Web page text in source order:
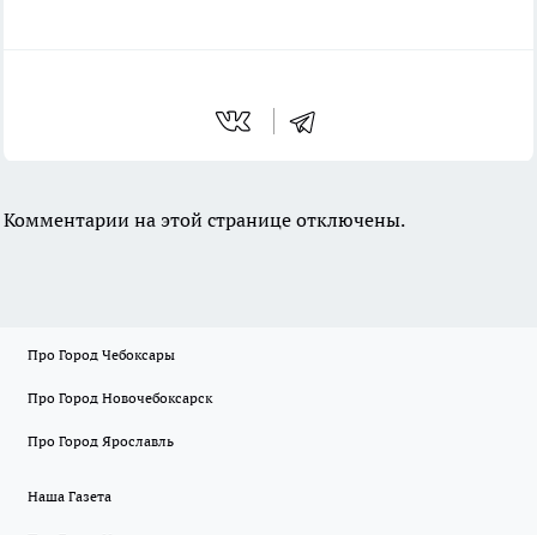
Комментарии на этой странице отключены.
Про Город Чебоксары
Про Город Новочебоксарск
Про Город Ярославль
Наша Газета